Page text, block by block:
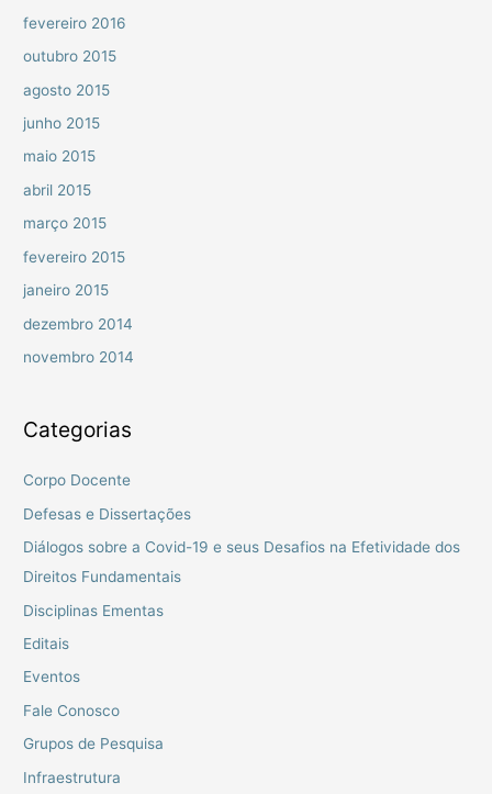
fevereiro 2016
outubro 2015
agosto 2015
junho 2015
maio 2015
abril 2015
março 2015
fevereiro 2015
janeiro 2015
dezembro 2014
novembro 2014
Categorias
Corpo Docente
Defesas e Dissertações
Diálogos sobre a Covid-19 e seus Desafios na Efetividade dos
Direitos Fundamentais
Disciplinas Ementas
Editais
Eventos
Fale Conosco
Grupos de Pesquisa
Infraestrutura